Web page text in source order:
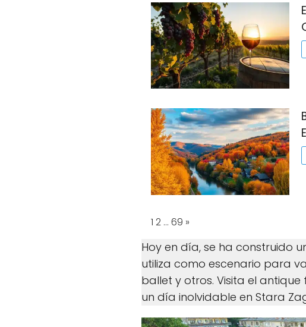
Page:
1 2 … 69 Next
»
Hoy en día, se ha construido
utiliza como escenario para
ballet y otros. Visita el
un día inolvidable en Stara